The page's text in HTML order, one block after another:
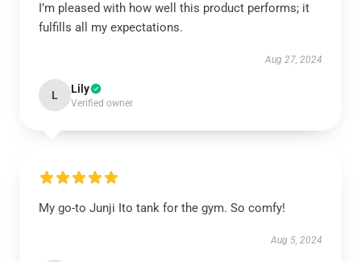
I’m pleased with how well this product performs; it
fulfills all my expectations.
Aug 27, 2024
L Lily
Verified owner
My go-to Junji Ito tank for the gym. So comfy!
Aug 5, 2024